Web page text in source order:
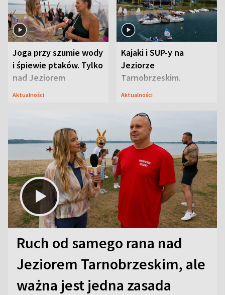
Joga przy szumie wody
i śpiewie ptaków. Tylko
nad Jeziorem
Tarnobrzeskim
Aktualności
Kajaki i SUP-y na
Jeziorze
Tarnobrzeskim.
Przyrodnicy zwracają
Aktualności
Ruch od samego rana nad
Jeziorem Tarnobrzeskim, ale
ważna jest jedna zasada